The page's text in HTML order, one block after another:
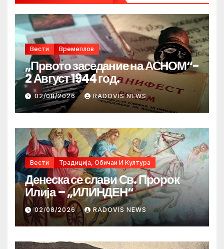
Вести Времеплов
„Првото заседание на АСНОМ“-
2 Август 1944 год.
02/08/2026 RADOVIS NEWS
Вести Традиција, Обичаи И Култура
Денеска се слави Св. Пророк
Илија – „ИЛИНДЕН“
02/08/2026 RADOVIS NEWS